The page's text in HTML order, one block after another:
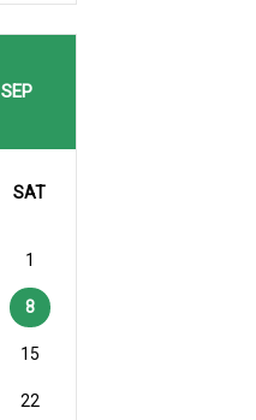
SEP
SAT
1
8
15
22